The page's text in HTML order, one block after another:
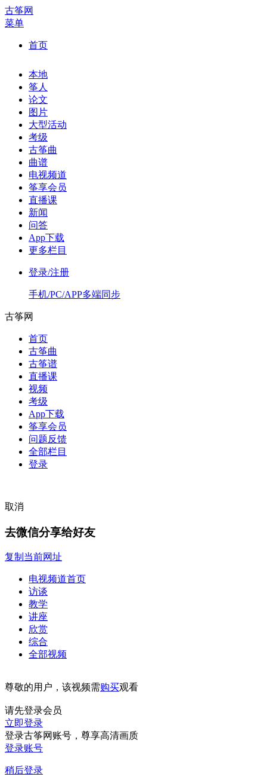
古筝网
菜单
首页
本地
筝人
论文
图片
大型活动
考级
古筝曲
曲谱
电视频道
筝享会员
直播课
新闻
问答
App下载
更多栏目
登录/注册
手机/PC/APP多端同步
古筝网
首页
古筝曲
古筝谱
直播课
视频
考级
App下载
筝享会员
问题反馈
全部栏目
登录
取消
去微信分享给好友
复制当前网址
电视频道首页
访谈
教学
讲座
欣赏
综合
全部视频
尊敬的用户，该视频需购买观看
请先登录会员
立即登录
登录古筝网账号，尊享高清画质
登录账号
稍后登录